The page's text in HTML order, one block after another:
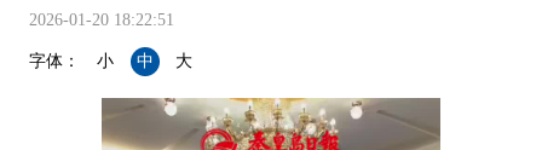
2026-01-20 18:22:51
字体： 小 中 大